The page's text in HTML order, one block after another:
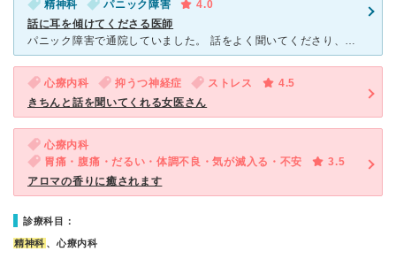
精神科 パニック障害
4.0
話に耳を傾けてくださる医師
パニック障害で通院していました。 話をよく聞いてくださり、適切なアドバイスをくださいます。 毎月の生理の度、うつ状態に陥るほど心が沈み込み、長い間悩んでいたのですが、男性医師と違い、女性特有の悩み
心療内科 抑うつ神経症 ストレス
4.5
きちんと話を聞いてくれる女医さん
心療内科
胃痛・腹痛・だるい・体調不良・気が滅入る・不安
3.5
アロマの香りに癒されます
診療科目：
精神科 、心療内科